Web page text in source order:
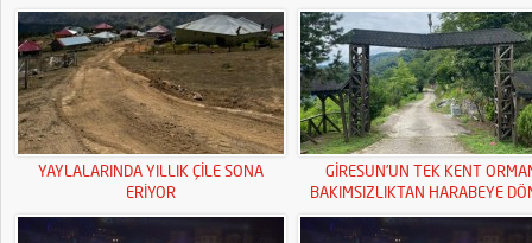
YAYLALARINDA YILLIK ÇİLE SONA
ERİYOR
GİRESUN’UN TEK KENT
BAKIMSIZLIKTAN HARABEYE